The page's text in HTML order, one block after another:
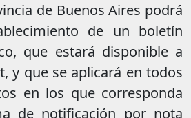
de Buenos Aires podrá
de un boletín
que estará disponible a
y que se aplicará en todos
en los que corresponda
de notificación por nota